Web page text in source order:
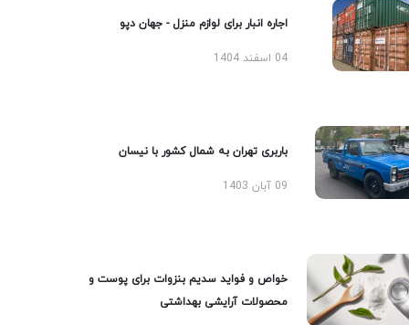
اجاره انبار برای لوازم منزل - جهان دپو
04 اسفند 1404
باربری تهران به شمال کشور با نیسان
09 آبان 1403
خواص و فواید سدیم بنزوات برای پوست و
محصولات آرایشی بهداشتی